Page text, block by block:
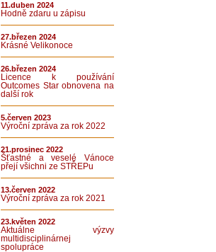
11.duben 2024
Hodně zdaru u zápisu
27.březen 2024
Krásné Velikonoce
26.březen 2024
Licence k používání
Outcomes Star obnovena na
další rok
5.červen 2023
Výroční zpráva za rok 2022
21.prosinec 2022
Šťastné a veselé Vánoce
přejí všichni ze STŘEPu
13.červen 2022
Výroční zpráva za rok 2021
23.květen 2022
Aktuálne výzvy
multidisciplinárnej
spolupráce